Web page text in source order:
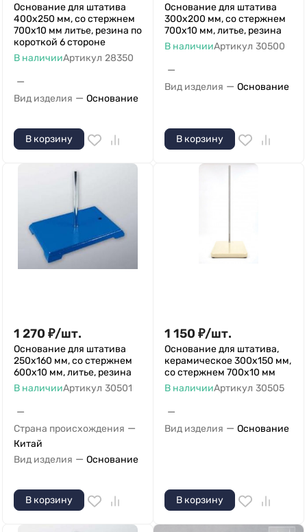
Основание для штатива
400х250 мм, со стержнем
700х10 мм литье, резина по
короткой 6 стороне
В наличииАртикул 28350
—
Вид изделия — Основание
В корзину
Основание для штатива
300х200 мм, со стержнем
700х10 мм, литье, резина
В наличииАртикул 30500
—
Вид изделия — Основание
В корзину
1 270 ₽/шт.
Основание для штатива
250х160 мм, со стержнем
600х10 мм, литье, резина
В наличииАртикул 30501
—
Страна происхождения —
Китай
Вид изделия — Основание
В корзину
1 150 ₽/шт.
Основание для штатива,
керамическое 300х150 мм,
со стержнем 700х10 мм
В наличииАртикул 30505
—
Вид изделия — Основание
В корзину